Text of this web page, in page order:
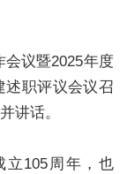
议暨2025年度
述职评议会议召
讲话。
立105周年，也